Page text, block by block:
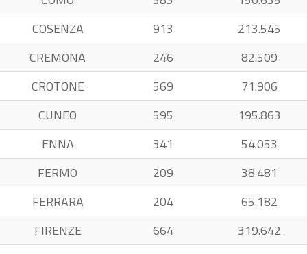
COSENZA
913
213.545
CREMONA
246
82.509
CROTONE
569
71.906
CUNEO
595
195.863
ENNA
341
54.053
FERMO
209
38.481
FERRARA
204
65.182
FIRENZE
664
319.642